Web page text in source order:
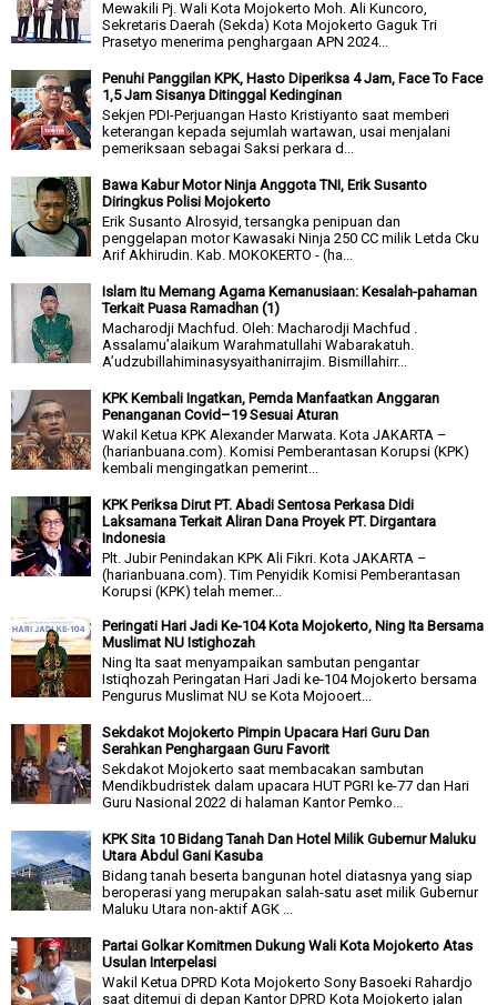
Mewakili Pj. Wali Kota Mojokerto Moh. Ali Kuncoro,
Sekretaris Daerah (Sekda) Kota Mojokerto Gaguk Tri
Prasetyo menerima penghargaan APN 2024...
Penuhi Panggilan KPK, Hasto Diperiksa 4 Jam, Face To Face
1,5 Jam Sisanya Ditinggal Kedinginan
Sekjen PDI-Perjuangan Hasto Kristiyanto saat memberi
keterangan kepada sejumlah wartawan, usai menjalani
pemeriksaan sebagai Saksi perkara d...
Bawa Kabur Motor Ninja Anggota TNI, Erik Susanto
Diringkus Polisi Mojokerto
Erik Susanto Alrosyid, tersangka penipuan dan
penggelapan motor Kawasaki Ninja 250 CC milik Letda Cku
Arif Akhirudin. Kab. MOKOKERTO - (ha...
Islam Itu Memang Agama Kemanusiaan: Kesalah-pahaman
Terkait Puasa Ramadhan (1)
Macharodji Machfud. Oleh: Macharodji Machfud .
Assalamu’alaikum Warahmatullahi Wabarakatuh.
A’udzubillahiminasysyaithanirrajim. Bismillahirr...
KPK Kembali Ingatkan, Pemda Manfaatkan Anggaran
Penanganan Covid–19 Sesuai Aturan
Wakil Ketua KPK Alexander Marwata. Kota JAKARTA –
(harianbuana.com). Komisi Pemberantasan Korupsi (KPK)
kembali mengingatkan pemerint...
KPK Periksa Dirut PT. Abadi Sentosa Perkasa Didi
Laksamana Terkait Aliran Dana Proyek PT. Dirgantara
Indonesia
Plt. Jubir Penindakan KPK Ali Fikri. Kota JAKARTA –
(harianbuana.com). Tim Penyidik Komisi Pemberantasan
Korupsi (KPK) telah memer...
Peringati Hari Jadi Ke-104 Kota Mojokerto, Ning Ita Bersama
Muslimat NU Istighozah
Ning Ita saat menyampaikan sambutan pengantar
Istiqhozah Peringatan Hari Jadi ke-104 Mojokerto bersama
Pengurus Muslimat NU se Kota Mojooert...
Sekdakot Mojokerto Pimpin Upacara Hari Guru Dan
Serahkan Penghargaan Guru Favorit
Sekdakot Mojokerto saat membacakan sambutan
Mendikbudristek dalam upacara HUT PGRI ke-77 dan Hari
Guru Nasional 2022 di halaman Kantor Pemko...
KPK Sita 10 Bidang Tanah Dan Hotel Milik Gubernur Maluku
Utara Abdul Gani Kasuba
Bidang tanah beserta bangunan hotel diatasnya yang siap
beroperasi yang merupakan salah-satu aset milik Gubernur
Maluku Utara non-aktif AGK ...
Partai Golkar Komitmen Dukung Wali Kota Mojokerto Atas
Usulan Interpelasi
Wakil Ketua DPRD Kota Mojokerto Sony Basoeki Rahardjo
saat ditemui di depan Kantor DPRD Kota Mojokerto jalan